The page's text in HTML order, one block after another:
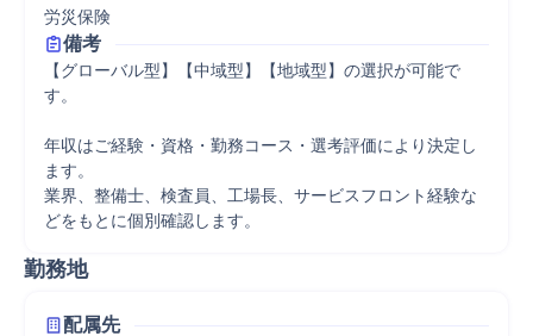
労災保険
備考
【グローバル型】【中域型】【地域型】の選択が可能で
す。
年収はご経験・資格・勤務コース・選考評価により決定し
ます。
業界、整備士、検査員、工場長、サービスフロント経験な
どをもとに個別確認します。
勤務地
配属先